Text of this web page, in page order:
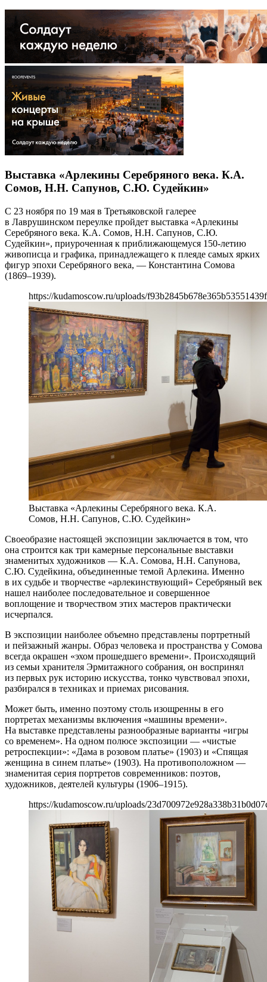
Выставка «Арлекины Серебряного века. К.А.
Сомов, Н.Н. Сапунов, С.Ю. Судейкин»
С 23 ноября по 19 мая в Третьяковской галерее
в Лаврушинском переулке пройдет выставка «Арлекины
Серебряного века. К.А. Сомов, Н.Н. Сапунов, С.Ю.
Судейкин», приуроченная к приближающемуся 150-летию
живописца и графика, принадлежащего к плеяде самых ярких
фигур эпохи Серебряного века, — Константина Сомова
(1869–1939).
https://kudamoscow.ru/uploads/
Выставка «Арлекины Серебряного века. К.А.
Сомов, Н.Н. Сапунов, С.Ю. Судейкин»
Своеобразие настоящей экспозиции заключается в том, что
она строится как три камерные персональные выставки
знаменитых художников — К.А. Сомова, Н.Н. Сапунова,
С.Ю. Судейкина, объединенные темой Арлекина. Именно
в их судьбе и творчестве «арлекинствующий» Серебряный век
нашел наиболее последовательное и совершенное
воплощение и творчеством этих мастеров практически
исчерпался.
В экспозиции наиболее объемно представлены портретный
и пейзажный жанры. Образ человека и пространства у Сомова
всегда окрашен «эхом прошедшего времени». Происходящий
из семьи хранителя Эрмитажного собрания, он воспринял
из первых рук историю искусства, тонко чувствовал эпохи,
разбирался в техниках и приемах рисования.
Может быть, именно поэтому столь изощренны в его
портретах механизмы включения «машины времени».
На выставке представлены разнообразные варианты «игры
со временем». На одном полюсе экспозиции — «чистые
ретроспекции»: «Дама в розовом платье» (1903) и «Спящая
женщина в синем платье» (1903). На противоположном —
знаменитая серия портретов современников: поэтов,
художников, деятелей культуры (1906–1915).
https://kudamoscow.ru/uploads/